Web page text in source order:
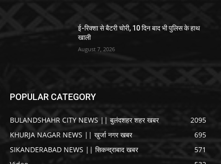
ई-रिक्शा से बैटरी चोरी, 10 दिन बाद भी पुलिस के हाथ
खाली
August 7, 2026
POPULAR CATEGORY
BULANDSHAHR CITY NEWS || बुलंदशहर शहर खबर
2095
KHURJA NAGAR NEWS || खुर्जा नगर खबर
695
SIKANDERABAD NEWS || सिकन्द्राबाद खबर
571